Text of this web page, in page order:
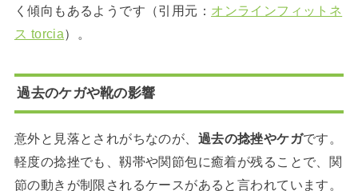
く傾向もあるようです（引用元： オンラインフィットネ
ス torcia）。
過去のケガや靴の影響
意外と見落とされがちなのが、 過去の捻挫やケガです。
軽度の捻挫でも、靱帯や関節包に癒着が残ることで、関
節の動きが制限されるケースがあると言われています。